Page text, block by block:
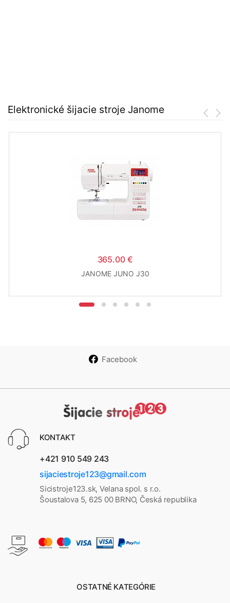
Elektronické šijacie stroje Janome
365.00 €
JANOME JUNO J30
Facebook
KONTAKT
+421 910 549 243
sijaciestroje123@gmail.com
Sicistroje123.sk, Velana spol. s r.o.
Šoustalova 5, 625 00 BRNO, Česká republika
OSTATNÉ KATEGÓRIE